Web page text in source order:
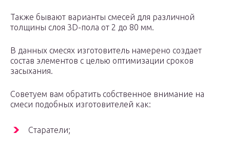
Также бывают варианты смесей для различной
толщины слоя 3D-пола от 2 до 80 мм.
В данных смесях изготовитель намерено создает
состав элементов с целью оптимизации сроков
засыхания.
Советуем вам обратить собственное внимание на
смеси подобных изготовителей как:
Старатели;